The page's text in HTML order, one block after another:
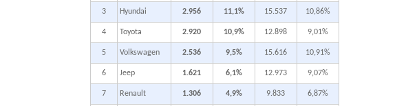
3 Hyundai 2.956 11,1% 15.537 10,86%
4 Toyota 2.920 10,9% 12.898 9,01%
5 Volkswagen 2.536 9,5% 15.616 10,91%
6 Jeep 1.621 6,1% 12.973 9,07%
7 Renault 1.306 4,9% 9.833 6,87%